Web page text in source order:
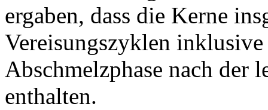
ergaben, dass die Kerne
Vereisungszyklen
Abschmelzphase nach der
enthalten.